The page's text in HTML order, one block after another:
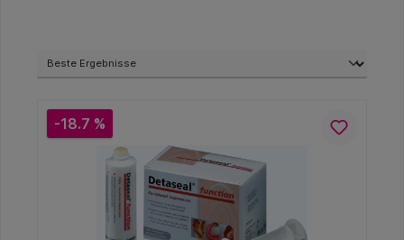
-18.7 %